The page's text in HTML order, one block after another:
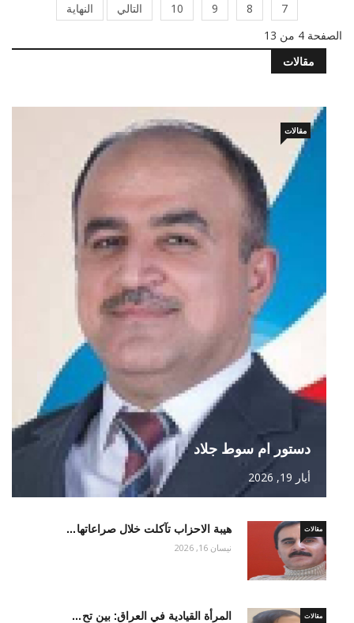
7
8
9
10 التالي
النهاية
الصفحة 4 من 13
مقالات
دستور ام سوط جلاد
أيار 19, 2026
مقالات
هيبة الاحزاب تآكلت خلال صراعاتها… مقالات
نيسان 16, 2026
المرأة القيادية في العراق: بين تح… مقالات